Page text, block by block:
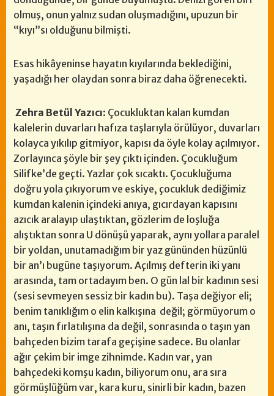
olmuş, onun yalnız sudan oluşmadığını, upuzun bir
“kıyı”sı olduğunu bilmişti.
Esas hikâyeninse hayatın kıyılarında beklediğini,
yaşadığı her olaydan sonra biraz daha öğrenecekti.
Zehra Betül Yazıcı: Çocukluktan kalan kumdan
kalelerin duvarları hafıza taşlarıyla örülüyor, duvarları
kolayca yıkılıp gitmiyor, kapısı da öyle kolay açılmıyor.
Zorlayınca şöyle bir şey çıktı içinden. Çocukluğum
Silifke’de geçti. Yazlar çok sıcaktı. Çocukluğuma
doğru yola çıkıyorum ve eskiye, çocukluk dediğimiz
kumdan kalenin içindeki anıya, gıcırdayan kapısını
azıcık aralayıp ulaştıktan, gözlerim de loşluğa
alıştıktan sonra U dönüşü yaparak, aynı yollara paralel
bir yoldan, unutamadığım bir yaz gününden hüzünlü
bir an’ı bugüne taşıyorum. Açılmış defterin iki yanı
arasında, tam ortadayım ben. O gün lal bir kadının sesi
(sesi sevmeyen sessiz bir kadın bu). Taşa değiyor eli;
benim tanıklığım o elin kalkışına değil; görmüyorum o
anı, taşın fırlatılışına da değil, sonrasında o taşın yan
bahçeden bizim tarafa geçişine sadece. Bu olanlar
ağır çekim bir imge zihnimde. Kadın var, yan
bahçedeki komşu kadın, biliyorum onu, ara sıra
görmüşlüğüm var, kara kuru, sinirli bir kadın, bazen